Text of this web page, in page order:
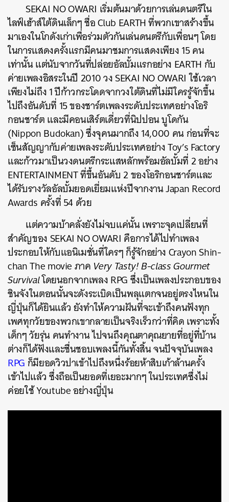
SEKAI NO OWARI เริ่มต้นมาด้วยการเล่นดนตรีใน
ไลฟ์เฮ้าส์ใต้ดินเล็กๆ ชื่อ Club EARTH ที่พวกเขาสร้างขึ้น
มาเองในโกดังเก่าเพื่อร่วมตัวกันเล่นดนตรีกับเพื่อนๆ โดย
ในการแสดงครั้งแรกมีคนมาชมการแสดงเพียง 15 คน
เท่านั้น แต่นับจากวันที่ปล่อยอัลบั้มแรกอย่าง EARTH กับ
ค่ายเพลงอิสระในปี 2010 วง SEKAI NO OWARI ใช้เวลา
เพียงไม่ถึง 1 ปีก้าวกระโดดจากวงใต้ดินที่ไม่มีใครรู้จักขึ้น
ไปถึงอันดับที่ 15 ของชาร์ตเพลงระดับประเทศอย่างโอริ
กอนชาร์ต และมีคอนเสิร์ตเดี่ยวที่นิปปอน บูโดกัน
(Nippon Budokan) ซึ่งจุคนมากถึง 14,000 คน ก่อนที่จะ
เซ็นสัญญากับค่ายเพลงระดับประเทศอย่าง Toy’s Factory
และก้าวมาเป็นวงดนตรีกระแสหลักพร้อมอัลบั้มที่ 2 อย่าง
ENTERTAINMENT ที่ขึ้นอันดับ 2 ของโอริกอนชาร์ตและ
ได้รับรางวัลอัลบั้มยอดเยี่ยมแห่งปีจากงาน Japan Record
Awards ครั้งที่ 54 ด้วย
แต่ความบ้าคลั่งยังไม่จบแค่นั้น เพราะจุดเปลี่ยนที่
สำคัญของ SEKAI NO OWARI คือการได้ไปทำเพลง
ประกอบให้กับแอนิเมชั่นที่ใครๆ ก็รู้จักอย่าง Crayon Shin-
chan The movie ภาค Very Tasty! B-class Gourmet
Survivalโดยนอกจากเพลง RPG ซึ่งเป็นเพลงประกอบของ
ชินจังในตอนนั้นจะดังระเบิดเป็นพลุแตกจนอยู่ตรงไหนใน
ญี่ปุ่นก็ได้ยินแล้ว ยังทำให้ความฝันที่จะเข้าถึงคนฟังทุก
เพศทุกวัยของพวกเขากลายเป็นจริงเร็วกว่าที่คิด เพราะทั้ง
เด็กๆ วัยรุ่น คนทำงาน ไปจนถึงคุณตาคุณยายที่อยู่ที่บ้าน
ต่างก็ได้ฟังและชื่นชอบเพลงนี้กันทั้งสิ้น จนปัจจุบันเพลง
RPGก็มียอดวิวปาเข้าไปถึงหนึ่งร้อยห้าสิบเก้าล้านครั้ง
เข้าไปแล้ว ซึ่งถือเป็นยอดที่เยอะมากๆ ในประเทศซึ่งไม่
ค่อยใช้ Youtube อย่างญี่ปุ่น